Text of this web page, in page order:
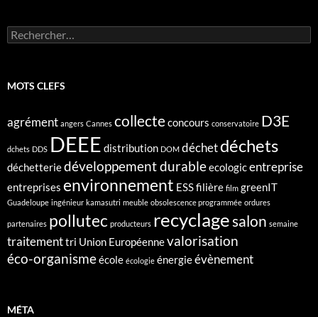
Rechercher :
MOTS CLEFS
agrément angers Cannes collecteconcours conservatoire D3E
dchets DDS DEEE distribution DOM déchetdéchets
déchetteriedéveloppement durableecologicentreprise
entreprises environnement ESSfilière film greenIT
Guadeloupe ingénieur kamasutri meuble obsolescence programmée ordures
partenaires pollutec producteurs recyclagesalon semaine
traitementtri Union Européennevalorisation
éco-organismeécole écologie énergieévènement
MÉTA